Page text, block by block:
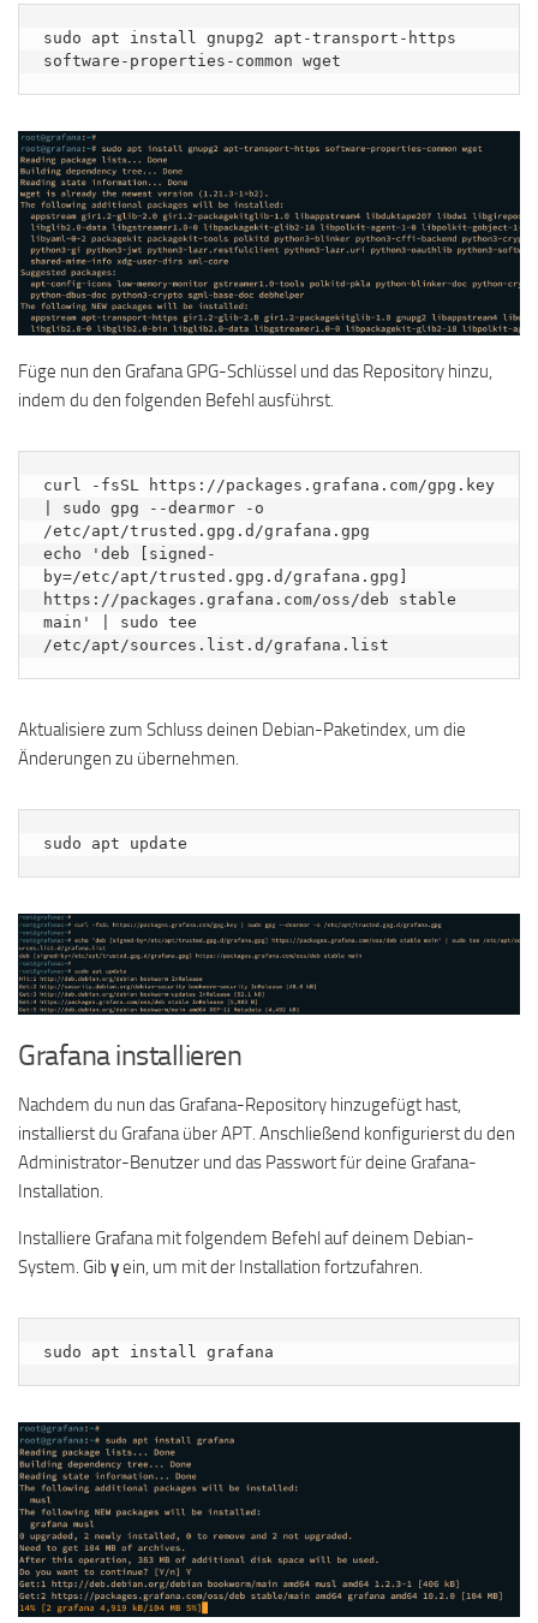
sudo apt install gnupg2 apt-transport-https
software-properties-common wget
Füge nun den Grafana GPG-Schlüssel und das Repository hinzu,
indem du den folgenden Befehl ausführst.
curl -fsSL https://packages.grafana.com/gpg.key
| sudo gpg --dearmor -o
/etc/apt/trusted.gpg.d/grafana.gpg
echo 'deb [signed-
by=/etc/apt/trusted.gpg.d/grafana.gpg]
https://packages.grafana.com/oss/deb stable
main' | sudo tee
/etc/apt/sources.list.d/grafana.list
Aktualisiere zum Schluss deinen Debian-Paketindex, um die
Änderungen zu übernehmen.
sudo apt update
Grafana installieren
Nachdem du nun das Grafana-Repository hinzugefügt hast,
installierst du Grafana über APT. Anschließend konfigurierst du den
Administrator-Benutzer und das Passwort für deine Grafana-
Installation.
Installiere Grafana mit folgendem Befehl auf deinem Debian-
System. Gib yein, um mit der Installation fortzufahren.
sudo apt install grafana